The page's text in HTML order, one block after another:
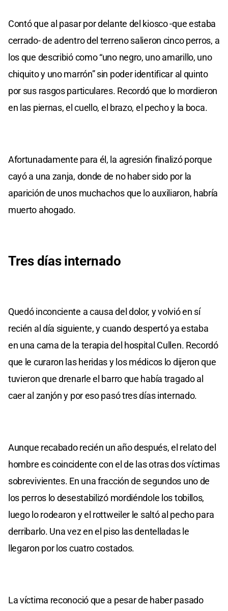
Contó que al pasar por delante del kiosco -que estaba
cerrado- de adentro del terreno salieron cinco perros, a
los que describió como “uno negro, uno amarillo, uno
chiquito y uno marrón” sin poder identificar al quinto
por sus rasgos particulares. Recordó que lo mordieron
en las piernas, el cuello, el brazo, el pecho y la boca.
Afortunadamente para él, la agresión finalizó porque
cayó a una zanja, donde de no haber sido por la
aparición de unos muchachos que lo auxiliaron, habría
muerto ahogado.
Tres días internado
Quedó inconciente a causa del dolor, y volvió en sí
recién al día siguiente, y cuando despertó ya estaba
en una cama de la terapia del hospital Cullen. Recordó
que le curaron las heridas y los médicos lo dijeron que
tuvieron que drenarle el barro que había tragado al
caer al zanjón y por eso pasó tres días internado.
Aunque recabado recién un año después, el relato del
hombre es coincidente con el de las otras dos víctimas
sobrevivientes. En una fracción de segundos uno de
los perros lo desestabilizó mordiéndole los tobillos,
luego lo rodearon y el rottweiler le saltó al pecho para
derribarlo. Una vez en el piso las dentelladas le
llegaron por los cuatro costados.
La víctima reconoció que a pesar de haber pasado